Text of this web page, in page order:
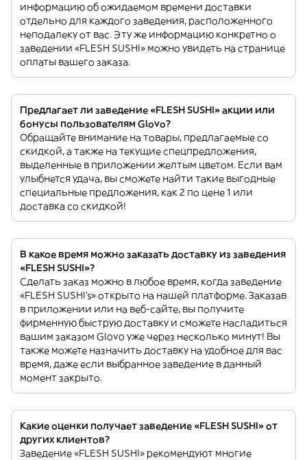
информацию об ожидаемом времени доставки
отдельно для каждого заведения, расположенного
неподалеку от вас. Эту же информацию конкретно о
заведении «FLESH SUSHI» можно увидеть на странице
оплаты вашего заказа.
Предлагает ли заведение «FLESH SUSHI» акции или
бонусы пользователям Glovo?
Обращайте внимание на товары, предлагаемые со
скидкой, а также на текущие спецпредложения,
выделенные в приложении желтым цветом. Если вам
улыбнется удача, вы сможете найти такие выгодные
специальные предложения, как 2 по цене 1 или
доставка со скидкой!
В какое время можно заказать доставку из заведения
«FLESH SUSHI»?
Сделать заказ можно в любое время, когда заведение
«FLESH SUSHI’s» открыто на нашей платформе. Заказав
в приложении или на веб-сайте, вы получите
фирменную быструю доставку и сможете насладиться
вашим заказом Glovo уже через несколько минут! Вы
также можете назначить доставку на удобное для вас
время, даже если выбранное заведение в данный
момент закрыто.
Какие оценки получает заведение «FLESH SUSHI» от
других клиентов?
Заведение «FLESH SUSHI» рекомендуют многие